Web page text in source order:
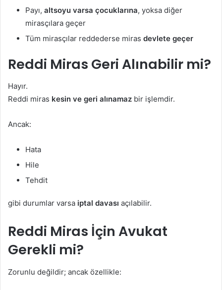
Payı, altsoyu varsa çocuklarına, yoksa diğer
mirasçılara geçer
Tüm mirasçılar reddederse miras devlete geçer
Reddi Miras Geri Alınabilir mi?
Hayır.
Reddi miras kesin ve geri alınamaz bir işlemdir.
Ancak:
Hata
Hile
Tehdit
gibi durumlar varsa iptal davası açılabilir.
Reddi Miras İçin Avukat
Gerekli mi?
Zorunlu değildir; ancak özellikle: